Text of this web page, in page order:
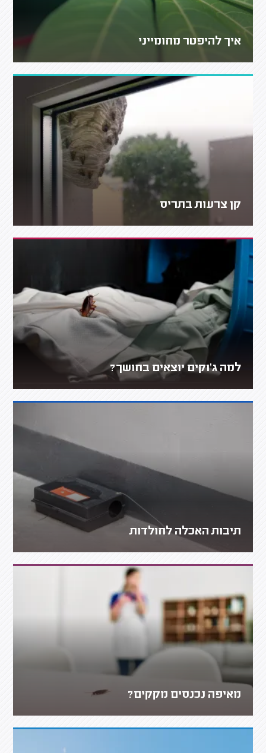
איך להיפטר מחומייני
קן צרעות בתריס
למה ג'וקים יוצאים בחושך?
תיבות האכלה לחולדות
מאיפה נכנסים מקקים?